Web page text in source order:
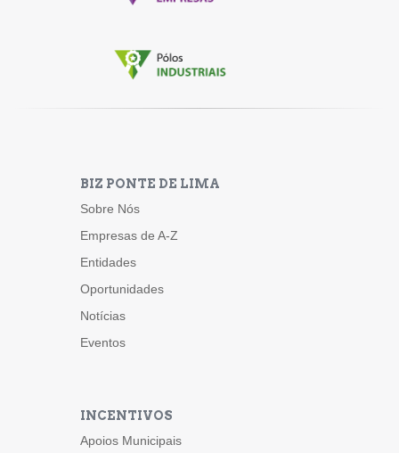
BIZ PONTE DE LIMA
Sobre Nós
Empresas de A-Z
Entidades
Oportunidades
Notícias
Eventos
INCENTIVOS
Apoios Municipais